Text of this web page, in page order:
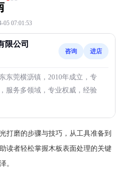
05 07:01:53
限公司
咨询 进店
东莞横沥镇，2010年成立，专
服务多领域，专业权威，经验
打磨的步骤与技巧，从工具准备到
读者轻松掌握木板表面处理的关键
。